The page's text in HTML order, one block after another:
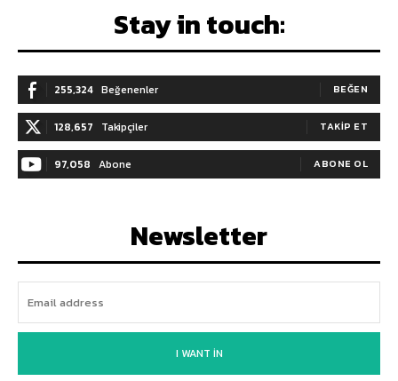
Stay in touch:
255,324 Beğenenler BEĞEN
128,657 Takipçiler TAKIP ET
97,058 Abone ABONE OL
Newsletter
I WANT IN